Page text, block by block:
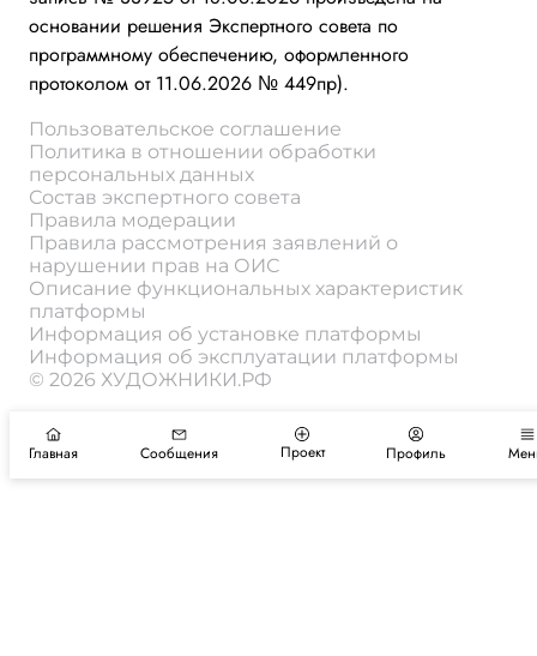
основании решения Экспертного совета по
программному обеспечению, оформленного
протоколом от 11.06.2026 № 449пр).
Пользовательское соглашение
Политика в отношении обработки
персональных данных
Состав экспертного совета
Правила модерации
Правила рассмотрения заявлений о
нарушении прав на ОИС
Описание функциональных характеристик
платформы
Информация об установке платформы
Информация об эксплуатации платформы
© 2026 ХУДОЖНИКИ.РФ
Главная Сообщения Проект Профиль